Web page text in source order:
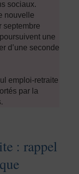
sociaux.
nouvelle
septembre
une
d’une seconde
emploi-retraite
par la
: rappel